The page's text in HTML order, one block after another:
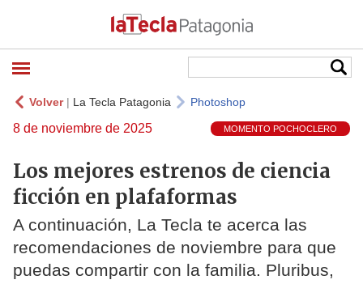
Volver| La Tecla Patagonia Photoshop
8 de noviembre de 2025 MOMENTO POCHOCLERO
Los mejores estrenos de ciencia
ficción en plafaformas
A continuación, La Tecla te acerca las
recomendaciones de noviembre para que
puedas compartir con la familia. Pluribus,